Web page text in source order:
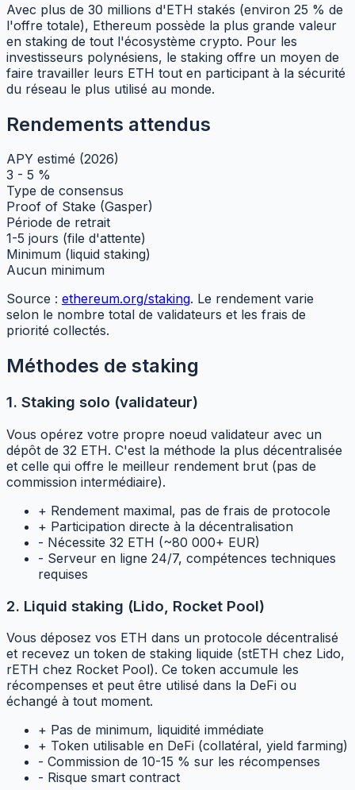
Avec plus de 30 millions d'ETH stakés (environ 25 % de
l'offre totale), Ethereum possède la plus grande valeur
en staking de tout l'écosystème crypto. Pour les
investisseurs polynésiens, le staking offre un moyen de
faire travailler leurs ETH tout en participant à la sécurité
du réseau le plus utilisé au monde.
Rendements attendus
APY estimé (2026)
3 - 5 %
Type de consensus
Proof of Stake (Gasper)
Période de retrait
1-5 jours (file d'attente)
Minimum (liquid staking)
Aucun minimum
Source : ethereum.org/staking. Le rendement varie
selon le nombre total de validateurs et les frais de
priorité collectés.
Méthodes de staking
1. Staking solo (validateur)
Vous opérez votre propre noeud validateur avec un
dépôt de 32 ETH. C'est la méthode la plus décentralisée
et celle qui offre le meilleur rendement brut (pas de
commission intermédiaire).
+ Rendement maximal, pas de frais de protocole
+ Participation directe à la décentralisation
- Nécessite 32 ETH (~80 000+ EUR)
- Serveur en ligne 24/7, compétences techniques
requises
2. Liquid staking (Lido, Rocket Pool)
Vous déposez vos ETH dans un protocole décentralisé
et recevez un token de staking liquide (stETH chez Lido,
rETH chez Rocket Pool). Ce token accumule les
récompenses et peut être utilisé dans la DeFi ou
échangé à tout moment.
+ Pas de minimum, liquidité immédiate
+ Token utilisable en DeFi (collatéral, yield farming)
- Commission de 10-15 % sur les récompenses
- Risque smart contract